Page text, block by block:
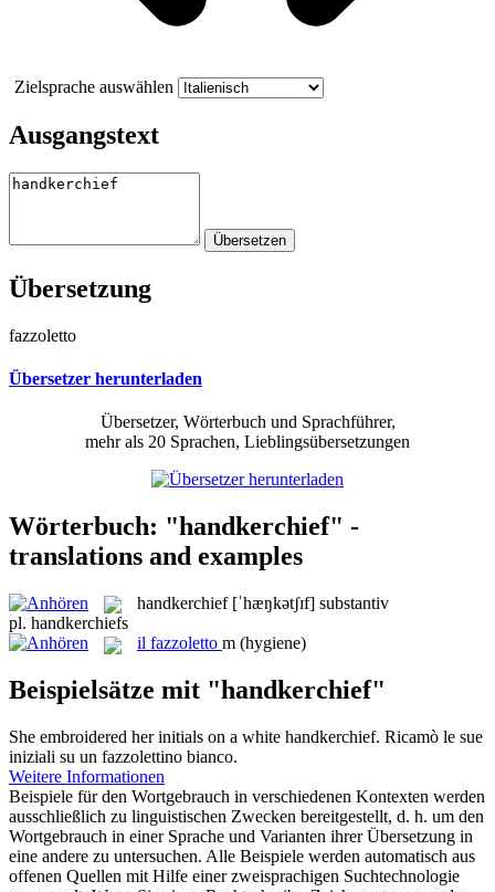
Zielsprache auswählen
Ausgangstext
Übersetzung
fazzoletto
Übersetzer herunterladen
Übersetzer, Wörterbuch und Sprachführer,
mehr als 20 Sprachen, Lieblingsübersetzungen
Wörterbuch: "handkerchief" -
translations and examples
handkerchief [ˈhæŋkətʃɪf] substantiv
pl. handkerchiefs
il fazzoletto m (hygiene)
Beispielsätze mit "handkerchief"
She embroidered her initials on a white handkerchief. Ricamò le sue
iniziali su un fazzolettino bianco.
Weitere Informationen
Beispiele für den Wortgebrauch in verschiedenen Kontexten werden
ausschließlich zu linguistischen Zwecken bereitgestellt, d. h. um den
Wortgebrauch in einer Sprache und Varianten ihrer Übersetzung in
eine andere zu untersuchen. Alle Beispiele werden automatisch aus
offenen Quellen mit Hilfe einer zweisprachigen Suchtechnologie